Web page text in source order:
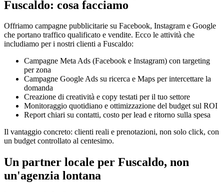
Fuscaldo: cosa facciamo
Offriamo campagne pubblicitarie su Facebook, Instagram e Google
che portano traffico qualificato e vendite. Ecco le attività che
includiamo per i nostri clienti a Fuscaldo:
Campagne Meta Ads (Facebook e Instagram) con targeting
per zona
Campagne Google Ads su ricerca e Maps per intercettare la
domanda
Creazione di creatività e copy testati per il tuo settore
Monitoraggio quotidiano e ottimizzazione del budget sul ROI
Report chiari su contatti, costo per lead e ritorno sulla spesa
Il vantaggio concreto: clienti reali e prenotazioni, non solo click, con
un budget controllato al centesimo.
Un partner locale per Fuscaldo, non
un'agenzia lontana